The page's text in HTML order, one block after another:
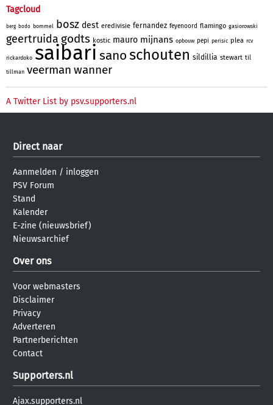
Tagcloud
berg bodo bommel bosz dest eredivisie fernandez feyenoord flamingo gasiorowski
geertruida godts kostic mauro mijnans opbouw pepi perisic plea rcv
rickardoko saibari sanoschouten sildillia stewart til
tillman veerman wanner
A Twitter List by psv.supporters.nl
Direct naar
Aanmelden / inloggen
PSV Forum
Stand
Kalender
E-zine (nieuwsbrief)
Nieuwsarchief
Over ons
Voor webmasters
Disclaimer
Privacy
Adverteren
Partnerberichten
Contact
Supporters.nl
Ajax.supporters.nl